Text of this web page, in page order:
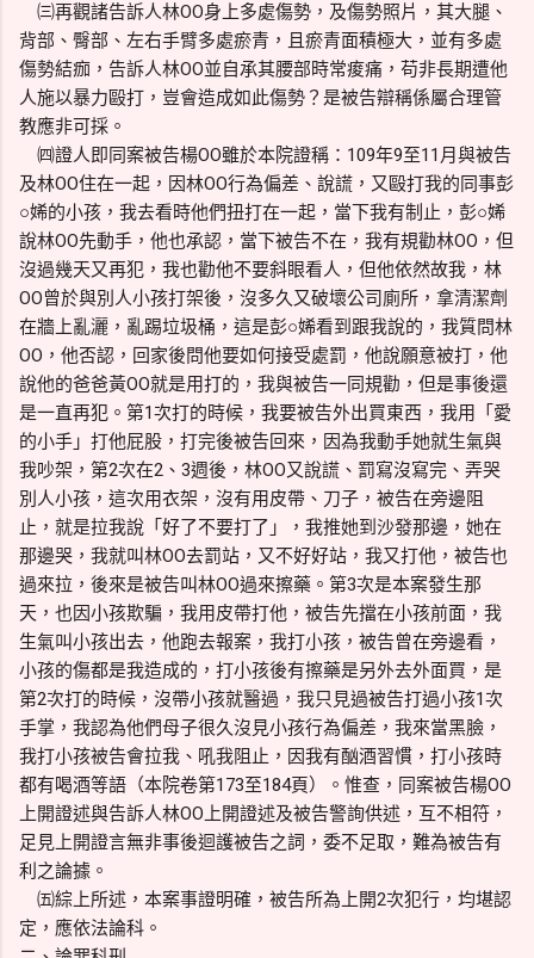
㈢再觀諸告訴人林OO身上多處傷勢，及傷勢照片，其大腿、
背部、臀部、左右手臂多處瘀青，且瘀青面積極大，並有多處
傷勢結痂，告訴人林OO並自承其腰部時常痠痛，苟非長期遭他
人施以暴力毆打，豈會造成如此傷勢？是被告辯稱係屬合理管
教應非可採。
㈣證人即同案被告楊OO雖於本院證稱：109年9至11月與被告
及林OO住在一起，因林OO行為偏差、說謊，又毆打我的同事彭
○㛓的小孩，我去看時他們扭打在一起，當下我有制止，彭○㛓
說林OO先動手，他也承認，當下被告不在，我有規勸林OO，但
沒過幾天又再犯，我也勸他不要斜眼看人，但他依然故我，林
OO曾於與別人小孩打架後，沒多久又破壞公司廁所，拿清潔劑
在牆上亂灑，亂踢垃圾桶，這是彭○㛓看到跟我說的，我質問林
OO，他否認，回家後問他要如何接受處罰，他說願意被打，他
說他的爸爸黃OO就是用打的，我與被告一同規勸，但是事後還
是一直再犯。第1次打的時候，我要被告外出買東西，我用「愛
的小手」打他屁股，打完後被告回來，因為我動手她就生氣與
我吵架，第2次在2、3週後，林OO又說謊、罰寫沒寫完、弄哭
別人小孩，這次用衣架，沒有用皮帶、刀子，被告在旁邊阻
止，就是拉我說「好了不要打了」，我推她到沙發那邊，她在
那邊哭，我就叫林OO去罰站，又不好好站，我又打他，被告也
過來拉，後來是被告叫林OO過來擦藥。第3次是本案發生那
天，也因小孩欺騙，我用皮帶打他，被告先擋在小孩前面，我
生氣叫小孩出去，他跑去報案，我打小孩，被告曾在旁邊看，
小孩的傷都是我造成的，打小孩後有擦藥是另外去外面買，是
第2次打的時候，沒帶小孩就醫過，我只見過被告打過小孩1次
手掌，我認為他們母子很久沒見小孩行為偏差，我來當黑臉，
我打小孩被告會拉我、吼我阻止，因我有酗酒習慣，打小孩時
都有喝酒等語（本院卷第173至184頁）。惟查，同案被告楊OO
上開證述與告訴人林OO上開證述及被告警詢供述，互不相符，
足見上開證言無非事後迴護被告之詞，委不足取，難為被告有
利之論據。
㈤綜上所述，本案事證明確，被告所為上開2次犯行，均堪認
定，應依法論科。